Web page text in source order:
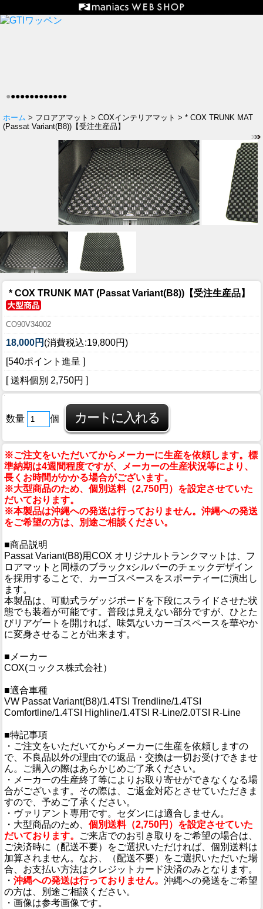
●●●●●●●●●●●●●
ホーム > フロアアマット > COXインテリアマット > * COX TRUNK MAT
(Passat Variant(B8))【受注生産品】
* COX TRUNK MAT (Passat Variant(B8))【受注生産品】
CO90V34002
18,000円 (消費税込:19,800円)
[540ポイント進呈 ]
[ 送料個別 2,750円 ]
数量 個
※ご注文をいただいてからメーカーに生産を依頼します。標
準納期は4週間程度ですが、メーカーの生産状況等により、
長くお時間がかかる場合がございます。
※大型商品のため、個別送料（2,750円）を設定させていた
だいております。
※本製品は沖縄への発送は行っておりません。沖縄への発送
をご希望の方は、別途ご相談ください。
■商品説明
Passat Variant(B8)用COX オリジナルトランクマットは、フ
ロアマットと同様のブラックxシルバーのチェックデザイン
を採用することで、カーゴスペースをスポーティーに演出し
ます。
本製品は、可動式ラゲッジボードを下段にスライドさせた状
態でも装着が可能です。普段は見えない部分ですが、ひとた
びリアゲートを開ければ、味気ないカーゴスペースを華やか
に変身させることが出来ます。
■メーカー
COX(コックス株式会社）
■適合車種
VW Passat Variant(B8)/1.4TSI Trendline/1.4TSI
Comfortline/1.4TSI Highline/1.4TSI R-Line/2.0TSI R-Line
■特記事項
・ご注文をいただいてからメーカーに生産を依頼しますの
で、不良品以外の理由での返品・交換は一切お受けできませ
ん。ご購入の際はあらかじめご了承ください。
・メーカーの生産終了等によりお取り寄せができなくなる場
合がございます。その際は、ご返金対応とさせていただきま
すので、予めご了承ください。
・ヴァリアント専用です。セダンには適合しません。
・大型商品のため、 個別送料（2,750円）を設定させていた
だいております。
ご来店でのお引き取りをご希望の場合は、
ご決済時に（配送不要）をご選択いただければ、個別送料は
加算されません。なお、（配送不要）をご選択いただいた場
合、お支払い方法はクレジットカード決済のみとなります。
・ 沖縄への発送は行っておりません。 沖縄への発送をご希望
の方は、別途ご相談ください。
・画像は参考画像です。